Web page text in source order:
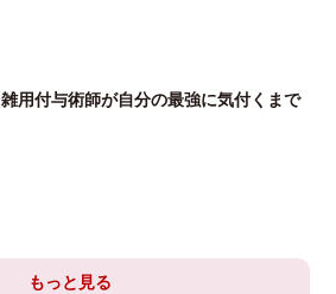
雑用付与術師が自分の最強に気付くまで
もっと見る